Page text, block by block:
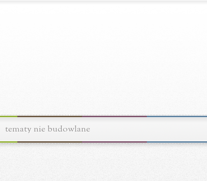
tematy nie budowlane